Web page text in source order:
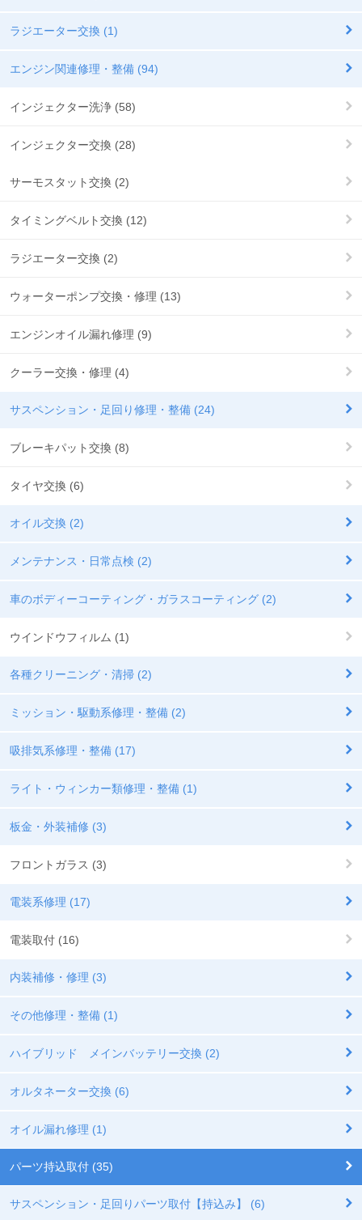
ラジエーター交換 (1)
エンジン関連修理・整備 (94)
インジェクター洗浄 (58)
インジェクター交換 (28)
サーモスタット交換 (2)
タイミングベルト交換 (12)
ラジエーター交換 (2)
ウォーターポンプ交換・修理 (13)
エンジンオイル漏れ修理 (9)
クーラー交換・修理 (4)
サスペンション・足回り修理・整備 (24)
ブレーキパット交換 (8)
タイヤ交換 (6)
オイル交換 (2)
メンテナンス・日常点検 (2)
車のボディーコーティング・ガラスコーティング (2)
ウインドウフィルム (1)
各種クリーニング・清掃 (2)
ミッション・駆動系修理・整備 (2)
吸排気系修理・整備 (17)
ライト・ウィンカー類修理・整備 (1)
板金・外装補修 (3)
フロントガラス (3)
電装系修理 (17)
電装取付 (16)
内装補修・修理 (3)
その他修理・整備 (1)
ハイブリッド メインバッテリー交換 (2)
オルタネーター交換 (6)
オイル漏れ修理 (1)
パーツ持込取付 (35)
サスペンション・足回りパーツ取付【持込み】 (6)